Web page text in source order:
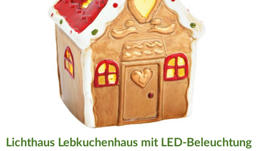
Lichthaus Lebkuchenhaus mit LED-Beleuchtung